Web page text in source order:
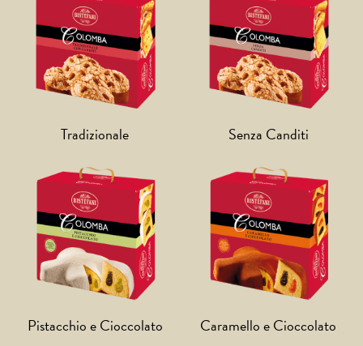
Tradizionale Senza Canditi
Pistacchio e Cioccolato Caramello e Cioccolato